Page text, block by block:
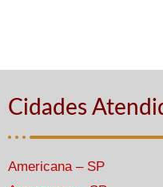
Cidades
Americana – SP